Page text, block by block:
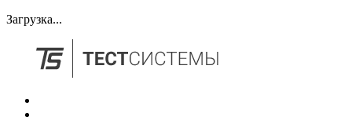
Загрузка...